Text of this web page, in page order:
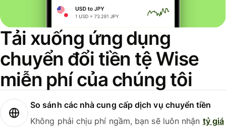
Tải xuống ứng dụng
chuyển đổi tiền tệ Wise
miễn phí của chúng tôi
So sánh các nhà cung cấp dịch vụ chuyển tiền
Không phải chịu phí ngầm, bạn sẽ luôn nhận tỷ giá